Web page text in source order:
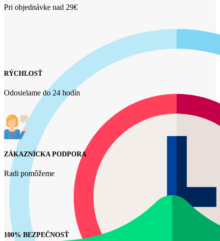
Pri objednávke nad 29€
RÝCHLOSŤ
Odosielame do 24 hodín
ZÁKAZNÍCKA PODPORA
Radi pomôžeme
100% BEZPEČNOSŤ